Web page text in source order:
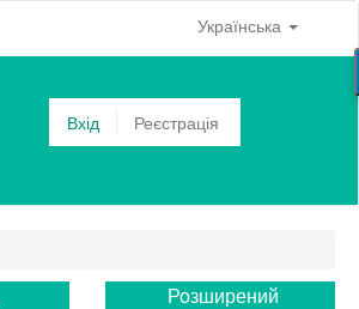
Українська
Вхід Реєстрація
Розширений